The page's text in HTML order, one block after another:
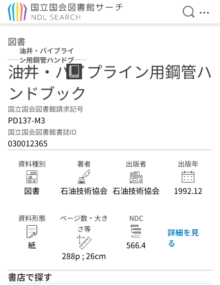
検索を
メ
図書
油井・パイプライ
ン用鋼管ハンドブ
ック
油井・パイプライン用鋼管ハ
ンドブック
国立国会図書館請求記号
PD137-M3
国立国会図書館書誌ID
030012365
資料種別
図書
著者
石油技術協会
出版者
石油技術協会
出版年
1992.12
資料形態
紙
ページ数・大き
さ等
288p ; 26cm
NDC
566.4
詳細を見
る
書店で探す